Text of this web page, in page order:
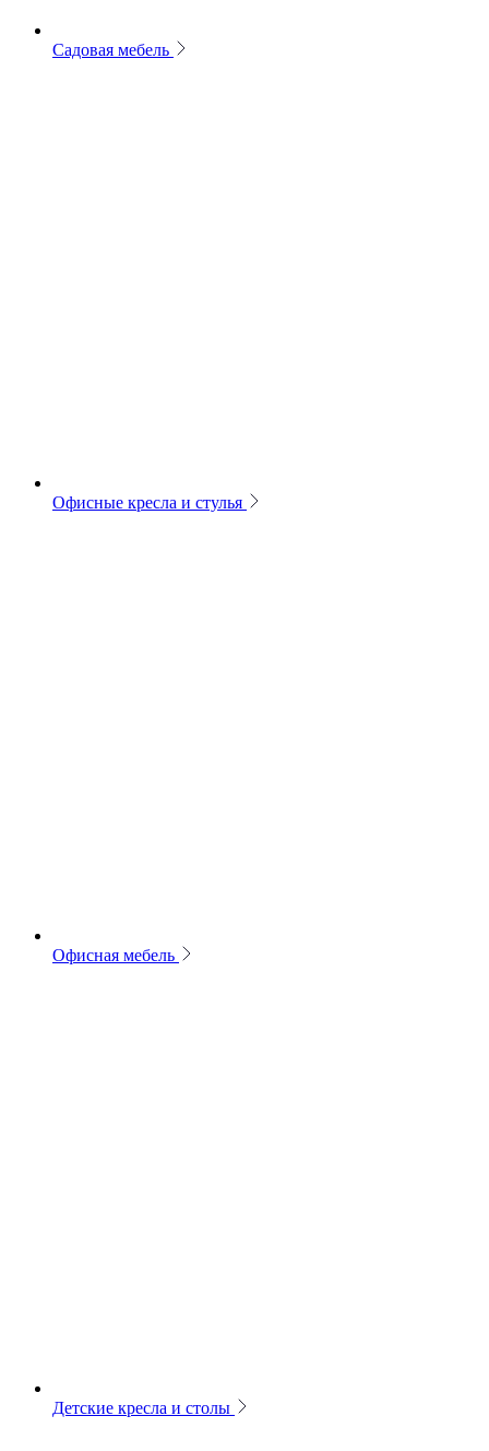
Садовая мебель
Офисные кресла и стулья
Офисная мебель
Детские кресла и столы